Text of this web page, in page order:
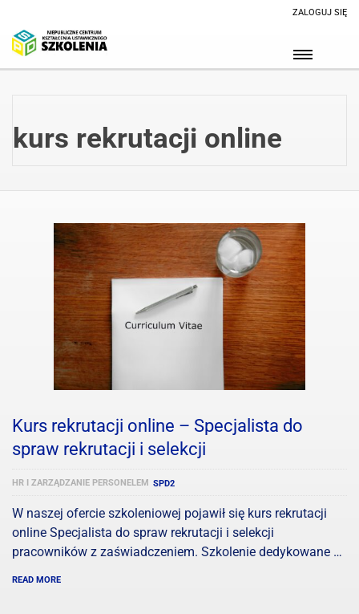
ZALOGUJ SIĘ
kurs rekrutacji online
Kurs rekrutacji online – Specjalista do
spraw rekrutacji i selekcji
HR I ZARZĄDZANIE PERSONELEM SPD2
W naszej ofercie szkoleniowej pojawił się kurs rekrutacji
online Specjalista do spraw rekrutacji i selekcji
pracowników z zaświadczeniem. Szkolenie dedykowane …
READ MORE